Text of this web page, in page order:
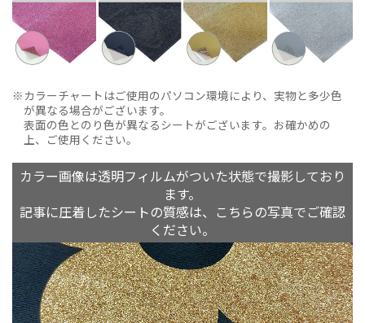
カラーチャートはご使用のパソコン環境により、実物と多少色
が異なる場合がございます。
表面の色とのり色が異なるシートがございます。お確かめの
上、ご使用ください。
カラー画像は透明フィルムがついた状態で撮影しており
ます。
記事に圧着したシートの質感は、こちらの写真でご確認
ください。